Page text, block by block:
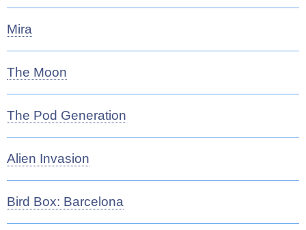
Mira
The Moon
The Pod Generation
Alien Invasion
Bird Box: Barcelona